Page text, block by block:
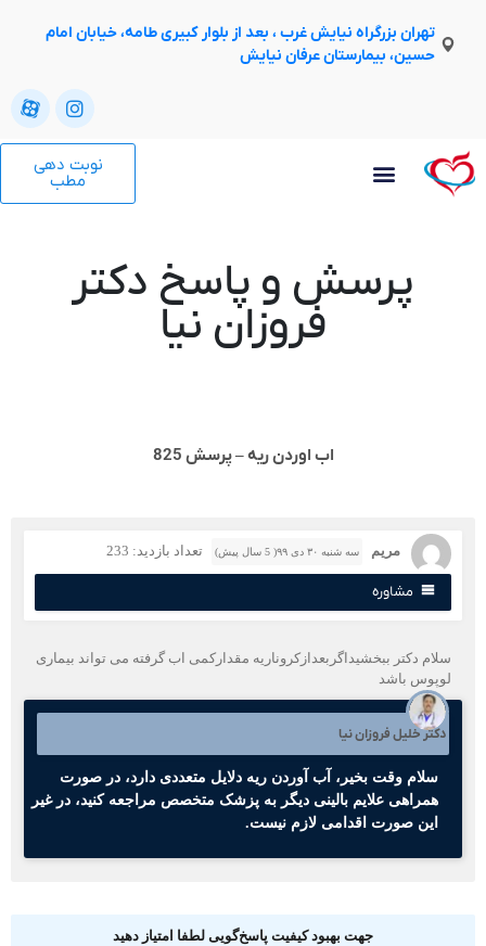
تهران بزرگراه نیایش غرب ، بعد از بلوار کبیری طامه، خیابان امام
حسین، بیمارستان عرفان نیایش
نوبت دهی
پرسش و پاسخ دکتر
فروزان نیا
اب اوردن ریه – پرسش 825
مریم سه شنبه ۳۰ دی ۹۹( 5 سال پیش) تعداد بازدید: 233
مشاوره
دکتر ببخشیداگربعدازکروناریه مقدارکمی اب گرفته می تواند بیماری
باشد
دکتر خلیل فروزان نیا
سلام وقت بخیر، آب آوردن ریه دلایل متعددی دارد، در صورت
همراهی علایم بالینی دیگر به پزشک متخصص مراجعه کنید، در غیر
این صورت اقدامی لازم نیست.
جهت بهبود کیفیت پاسخ‌گویی لطفا امتیاز دهید